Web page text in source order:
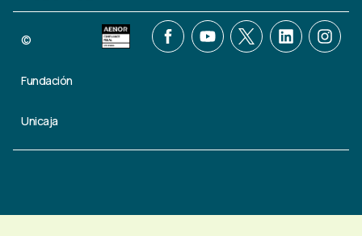
©
Fundación
Unicaja